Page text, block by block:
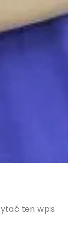
ten wpis